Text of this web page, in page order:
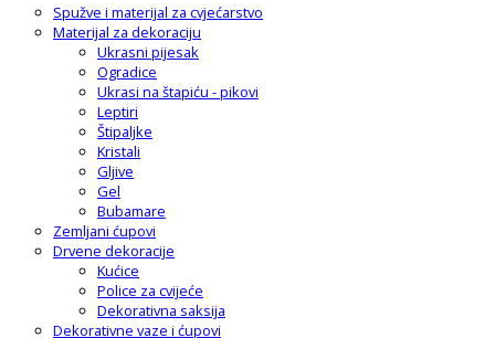
Spužve i materijal za cvjećarstvo
Materijal za dekoraciju
Ukrasni pijesak
Ogradice
Ukrasi na štapiću - pikovi
Leptiri
Štipaljke
Kristali
Gljive
Gel
Bubamare
Zemljani ćupovi
Drvene dekoracije
Kućice
Police za cvijeće
Dekorativna saksija
Dekorativne vaze i ćupovi